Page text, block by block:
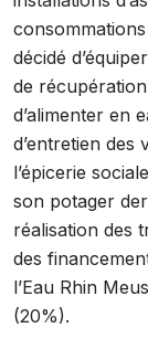
décidé
de
d’alimenter en
d’entretien des
l’épicerie
son potager
réalisation des
des
l’Eau Rhin
(20%).